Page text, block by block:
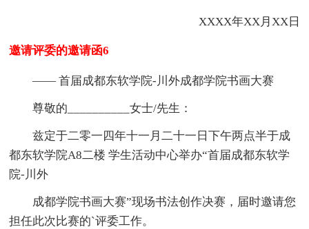
XXXX年XX月XX日
邀请评委的邀请函6
—— 首届成都东软学院-川外成都学院书画大赛
尊敬的__________女士/先生：
兹定于二零一四年十一月二十一日下午两点半于成
都东软学院A8二楼 学生活动中心举办“首届成都东软学
院-川外
成都学院书画大赛”现场书法创作决赛，届时邀请您
担任此次比赛的`评委工作。